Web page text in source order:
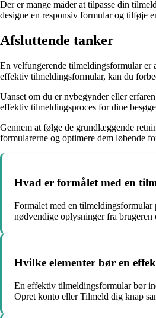
Der er mange måder at tilpasse din
designe en responsiv formular og tilføje
Afsluttende tanker
En velfungerende tilmeldingsformular er
effektiv tilmeldingsformular, kan du
Uanset om du er nybegynder eller
effektiv tilmeldingsproces for dine
Gennem at følge de grundlæggende
formularerne og optimere dem løbende
Hvad er formålet med en
Formålet med en tilmeldingsformular
nødvendige oplysninger fra
Hvilke elementer bør en
En effektiv tilmeldingsformular bør
Opret konto eller Tilmeld dig knap